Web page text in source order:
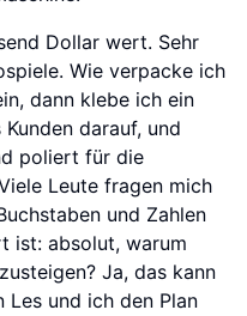
Dollar wert. Sehr
Wie verpacke ich
dann klebe ich ein
darauf, und
poliert für die
Leute fragen mich
und Zahlen
ist: absolut, warum
Ja, das kann
Les und ich den Plan